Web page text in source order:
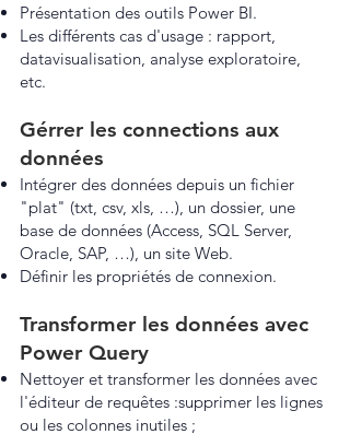
Présentation des outils Power BI.
Les différents cas d'usage : rapport,
datavisualisation, analyse exploratoire,
etc.
Gérrer les connections aux
données
Intégrer des données depuis un fichier
"plat" (txt, csv, xls, …), un dossier, une
base de données (Access, SQL Server,
Oracle, SAP, …), un site Web.
Définir les propriétés de connexion.
Transformer les données avec
Power Query
Nettoyer et transformer les données avec
l'éditeur de requêtes :supprimer les lignes
ou les colonnes inutiles ;